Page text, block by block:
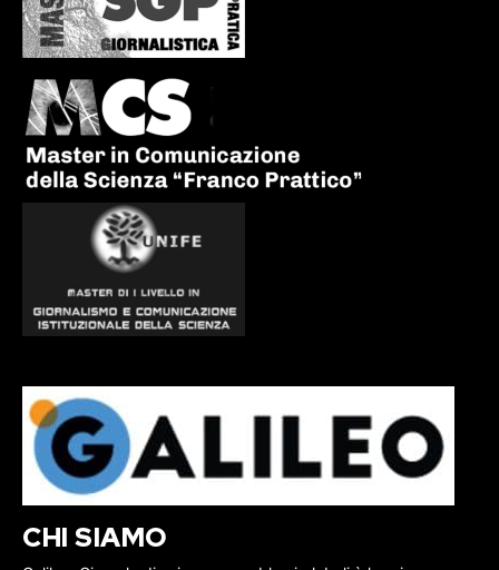
CHI SIAMO